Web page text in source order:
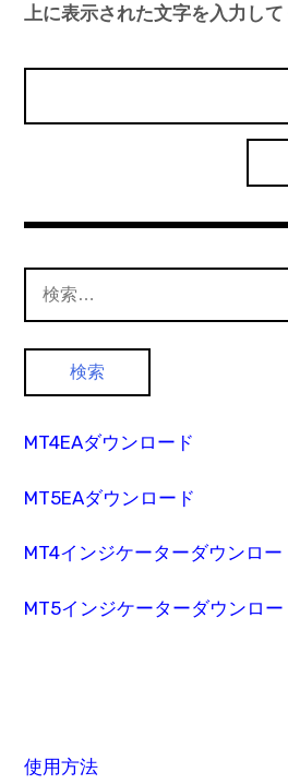
上に表示された文字を入力して
索:
MT4EAダウンロード
MT5EAダウンロード
MT4インジケーターダウンロー
MT5インジケーターダウンロー
使用方法